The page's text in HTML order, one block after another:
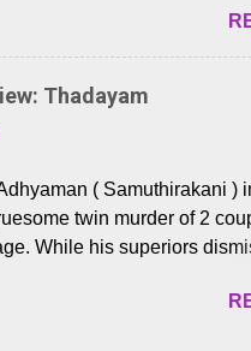
for his versatile voice and
over multiple
a strong fit for the legendary
voices the menacing
the Tamil, Malayalam,
Joining them is Action
வேடத்தில் இணைந்து
திரைப்படத்தினை
சந்திப்பு
இயக்குநர் கணேஷ்
உருவாகியுள்ள
ரம்யா பாண்டியன், வி டி
விஜய், பேபி கிருத்திகா,
ஹரிஷ் உத்தமன் உள்ளிட்ட
இந்த
Thadayam
( Samuthirakani )
twin murder of 2
While his superiors
) believes in him and